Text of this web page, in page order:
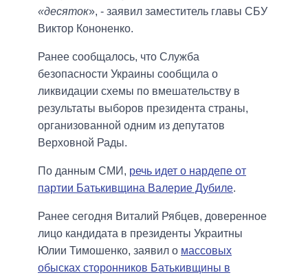
«десяток», - заявил заместитель главы СБУ
Виктор Кононенко.
Ранее сообщалось, что Служба
безопасности Украины сообщила о
ликвидации схемы по вмешательству в
результаты выборов президента страны,
организованной одним из депутатов
Верховной Рады.
По данным СМИ, речь идет о нардепе от
партии Батькивщина Валерие Дубиле.
Ранее сегодня Виталий Рябцев, доверенное
лицо кандидата в президенты Украитны
Юлии Тимошенко, заявил о массовых
обысках сторонников Батькивщины в